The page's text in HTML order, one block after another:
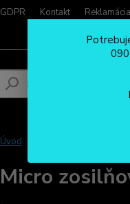
GDPR Kontakt
Úvod
Micro